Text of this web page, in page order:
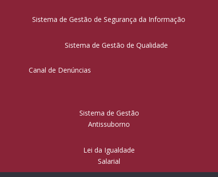
Sistema de Gestão de Segurança da Informação
Sistema de Gestão de Qualidade
Canal de Denúncias
Sistema de Gestão
Antissuborno
Lei da Igualdade
Salarial